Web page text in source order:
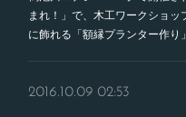
まれ！」で、木工ワークショ
に飾れる「額縁プランター作
2016.10.09 02:53